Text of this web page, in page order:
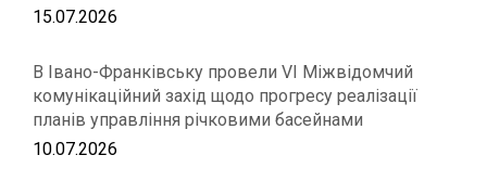
15.07.2026
В Івано-Франківську провели VІ Міжвідомчий
комунікаційний захід щодо прогресу реалізації
планів управління річковими басейнами
10.07.2026